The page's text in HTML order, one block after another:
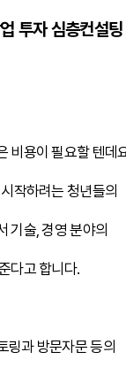
투자 심층컨설팅
비용이 필요할 텐데
작하려는 청년들의
기술, 경영 분야의
다고 합니다.
링과 방문자문 등의